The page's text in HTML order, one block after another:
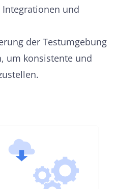
und
der Testumgebung
um konsistente und